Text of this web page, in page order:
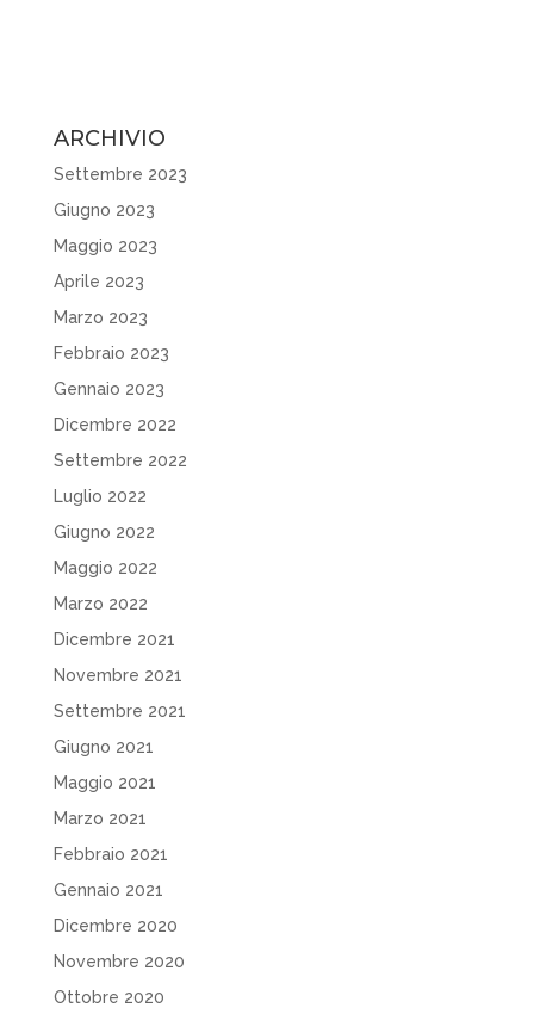
ARCHIVIO
Settembre 2023
Giugno 2023
Maggio 2023
Aprile 2023
Marzo 2023
Febbraio 2023
Gennaio 2023
Dicembre 2022
Settembre 2022
Luglio 2022
Giugno 2022
Maggio 2022
Marzo 2022
Dicembre 2021
Novembre 2021
Settembre 2021
Giugno 2021
Maggio 2021
Marzo 2021
Febbraio 2021
Gennaio 2021
Dicembre 2020
Novembre 2020
Ottobre 2020